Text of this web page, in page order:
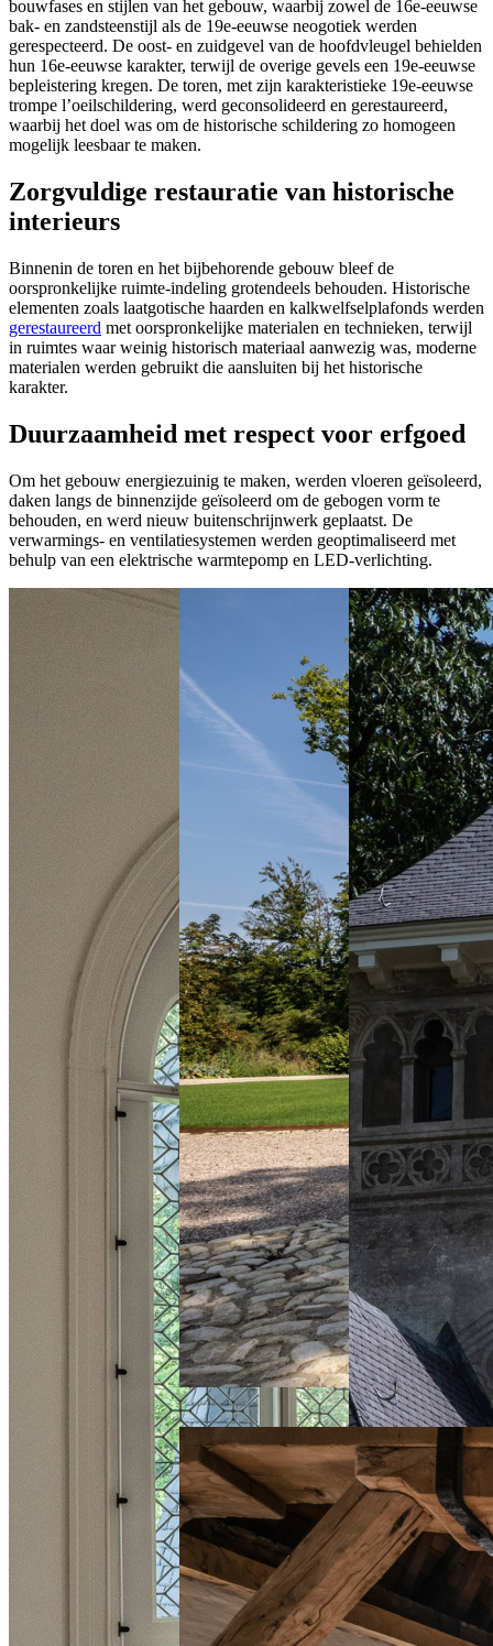
bouwfases en stijlen van het gebouw, waarbij zowel de 16e-eeuwse
bak- en zandsteenstijl als de 19e-eeuwse neogotiek werden
gerespecteerd. De oost- en zuidgevel van de hoofdvleugel behielden
hun 16e-eeuwse karakter, terwijl de overige gevels een 19e-eeuwse
bepleistering kregen. De toren, met zijn karakteristieke 19e-eeuwse
trompe l’oeilschildering, werd geconsolideerd en gerestaureerd,
waarbij het doel was om de historische schildering zo homogeen
mogelijk leesbaar te maken.
Zorgvuldige restauratie van historische
interieurs
Binnenin de toren en het bijbehorende gebouw bleef de
oorspronkelijke ruimte-indeling grotendeels behouden. Historische
elementen zoals laatgotische haarden en kalkwelfselplafonds werden
gerestaureerd met oorspronkelijke materialen en technieken, terwijl
in ruimtes waar weinig historisch materiaal aanwezig was, moderne
materialen werden gebruikt die aansluiten bij het historische
karakter.
Duurzaamheid met respect voor erfgoed
Om het gebouw energiezuinig te maken, werden vloeren geïsoleerd,
daken langs de binnenzijde geïsoleerd om de gebogen vorm te
behouden, en werd nieuw buitenschrijnwerk geplaatst. De
verwarmings- en ventilatiesystemen werden geoptimaliseerd met
behulp van een elektrische warmtepomp en LED-verlichting.